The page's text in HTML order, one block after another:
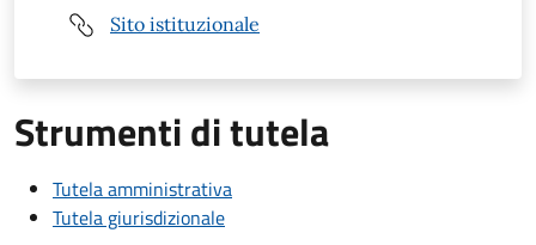
Sito istituzionale
Strumenti di tutela
Tutela amministrativa
Tutela giurisdizionale